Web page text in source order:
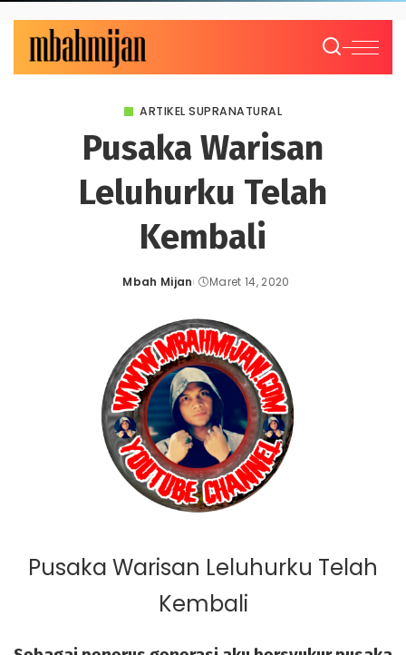
ARTIKEL SUPRANATURAL
Pusaka Warisan
Leluhurku Telah
Kembali
Posted
Mbah Mijan Maret 14, 2020
Pusaka Warisan Leluhurku Telah
Kembali